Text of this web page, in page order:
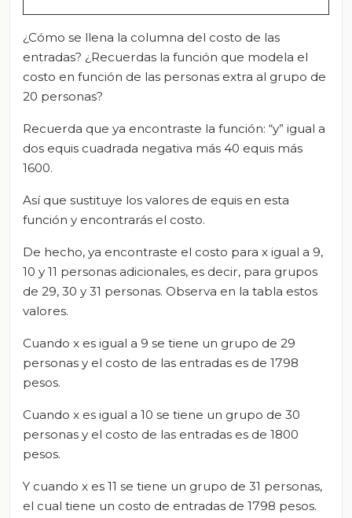
¿Cómo se llena la columna del costo de las
entradas? ¿Recuerdas la función que modela el
costo en función de las personas extra al grupo de
20 personas?
Recuerda que ya encontraste la función: “y” igual a
dos equis cuadrada negativa más 40 equis más
1600.
Así que sustituye los valores de equis en esta
función y encontrarás el costo.
De hecho, ya encontraste el costo para x igual a 9,
10 y 11 personas adicionales, es decir, para grupos
de 29, 30 y 31 personas. Observa en la tabla estos
valores.
Cuando x es igual a 9 se tiene un grupo de 29
personas y el costo de las entradas es de 1798
pesos.
Cuando x es igual a 10 se tiene un grupo de 30
personas y el costo de las entradas es de 1800
pesos.
Y cuando x es 11 se tiene un grupo de 31 personas,
el cual tiene un costo de entradas de 1798 pesos.